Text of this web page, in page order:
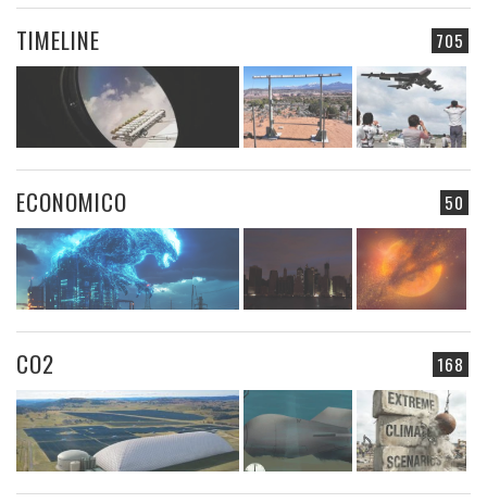
705
TIMELINE
50
ECONOMICO
168
CO2